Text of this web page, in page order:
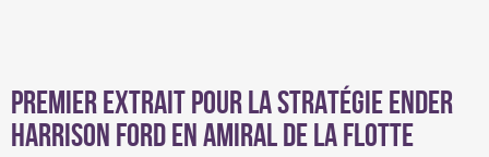
Premier extrait pour la Stratégie Ender
Harrison Ford en amiral de la flotte